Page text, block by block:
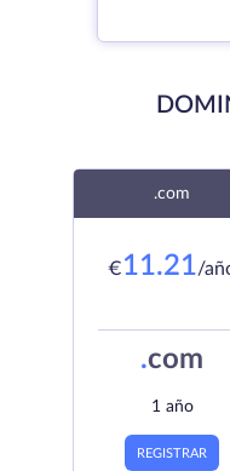
.com
€11.21/
.com
1 año
REGISTRAR